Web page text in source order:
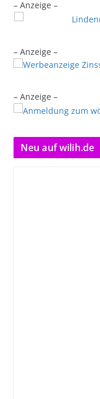
– Anzeige –
– Anzeige –
– Anzeige –
Neu auf wilih.de